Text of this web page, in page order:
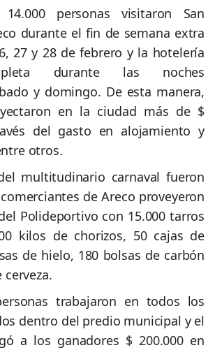
personas visitaron San
durante el fin de semana extra
27 y 28 de febrero y la hotelería
durante las noches
y domingo. De esta manera,
en la ciudad más de $
del gasto en alojamiento y
otros.
multitudinario carnaval fueron
de Areco proveyeron
Polideportivo con 15.000 tarros
kilos de chorizos, 50 cajas de
de hielo, 180 bolsas de carbón
cerveza.
trabajaron en todos los
dentro del predio municipal y el
a los ganadores $ 200.000 en